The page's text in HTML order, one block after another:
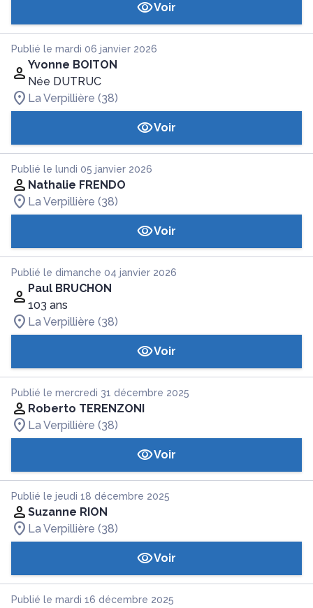
Voir
Publié le mardi 06 janvier 2026
Yvonne BOITON
Née DUTRUC
La Verpillière (38)
Voir
Publié le lundi 05 janvier 2026
Nathalie FRENDO
La Verpillière (38)
Voir
Publié le dimanche 04 janvier 2026
Paul BRUCHON
103 ans
La Verpillière (38)
Voir
Publié le mercredi 31 décembre 2025
Roberto TERENZONI
La Verpillière (38)
Voir
Publié le jeudi 18 décembre 2025
Suzanne RION
La Verpillière (38)
Voir
Publié le mardi 16 décembre 2025